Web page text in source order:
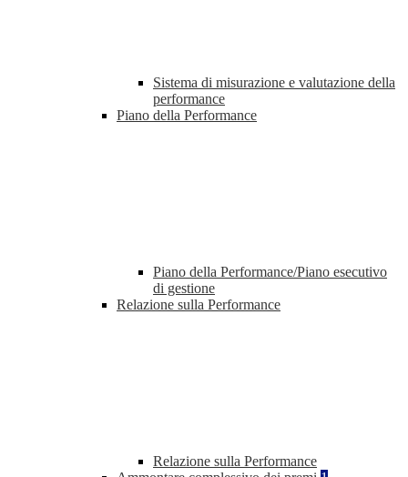
Sistema di misurazione e valutazione della
performance
Piano della Performance
Piano della Performance/Piano esecutivo
di gestione
Relazione sulla Performance
Relazione sulla Performance